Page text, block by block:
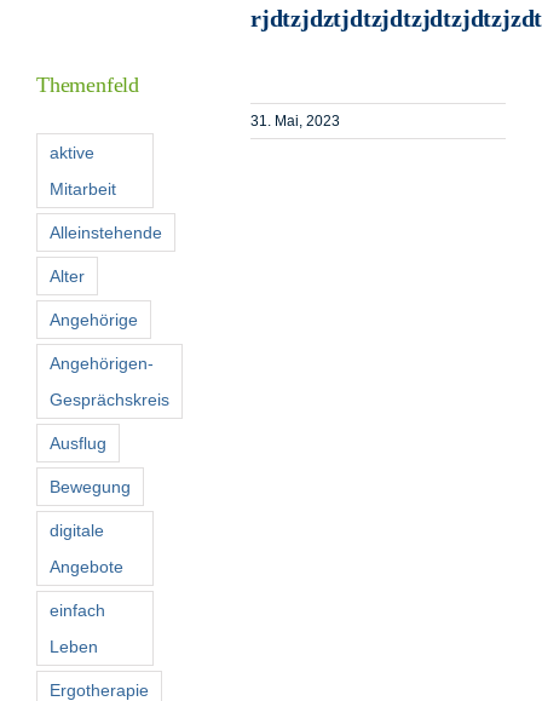
Kontakt
Suche
nach:
rjdtzjdztjdtzjdtzjdtzjdtzjzdt
31. Mai, 2023
Themenfeld
aktive
Mitarbeit
Alleinstehende
Alter
Angehörige
Angehörigen-
Gesprächskreis
Ausflug
Bewegung
digitale
Angebote
einfach
Leben
Ergotherapie